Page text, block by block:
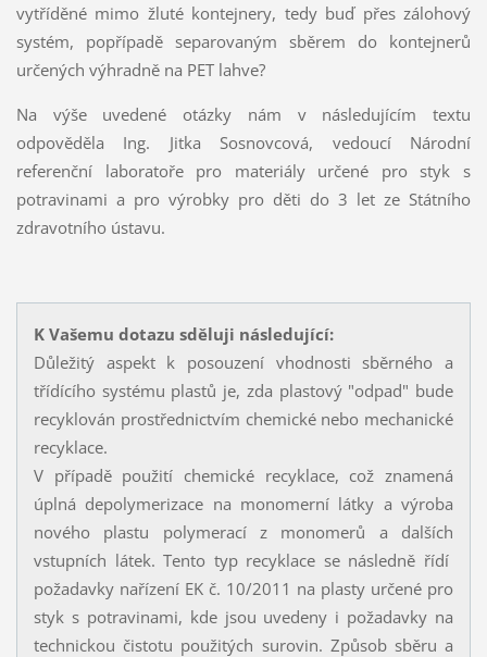
vytříděné mimo žluté kontejnery, tedy buď přes zálohový
systém, popřípadě separovaným sběrem do kontejnerů
určených výhradně na PET lahve?
Na výše uvedené otázky nám v následujícím textu
odpověděla Ing. Jitka Sosnovcová, vedoucí Národní
referenční laboratoře pro materiály určené pro styk s
potravinami a pro výrobky pro děti do 3 let ze Státního
zdravotního ústavu.
K Vašemu dotazu sděluji následující:
Důležitý aspekt k posouzení vhodnosti sběrného a
třídícího systému plastů je, zda plastový "odpad" bude
recyklován prostřednictvím chemické nebo mechanické
recyklace.
V případě použití chemické recyklace, což znamená
úplná depolymerizace na monomerní látky a výroba
nového plastu polymerací z monomerů a dalších
vstupních látek. Tento typ recyklace se následně řídí
požadavky nařízení EK č. 10/2011 na plasty určené pro
styk s potravinami, kde jsou uvedeny i požadavky na
technickou čistotu použitých surovin. Způsob sběru a